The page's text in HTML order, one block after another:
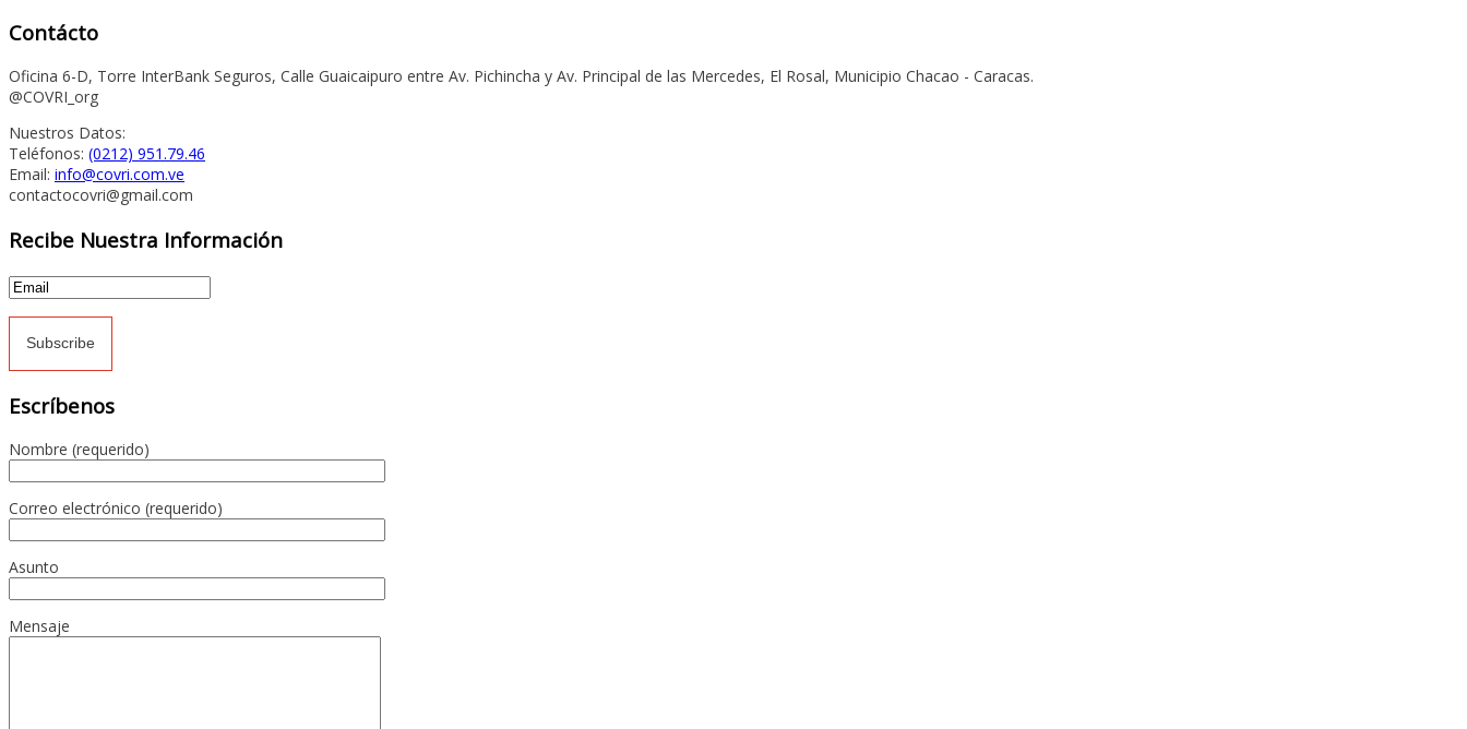
Contácto
Oficina 6-D, Torre InterBank Seguros, Calle Guaicaipuro entre Av. Pichincha y Av. Principal de las Mercedes, El Rosal, Municipio Chacao - Caracas.
@COVRI_org
Nuestros Datos:
Teléfonos: (0212) 951.79.46
Email: info@covri.com.ve
contactocovri@gmail.com
Recibe Nuestra Información
Escríbenos
Nombre (requerido)
Correo electrónico (requerido)
Asunto
Mensaje